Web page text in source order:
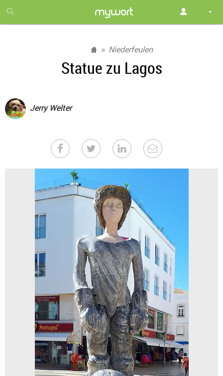
month
free
Niederfeulen
Statue zu Lagos
Jerry Welter